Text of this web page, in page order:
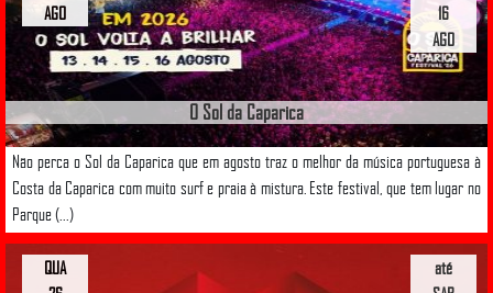
O Sol da Caparica
Não perca o Sol da Caparica que em agosto traz o melhor da música portuguesa à
Costa da Caparica com muito surf e praia à mistura. Este festival, que tem lugar no
Parque (...)
16
AGO
AGO
até
QUA